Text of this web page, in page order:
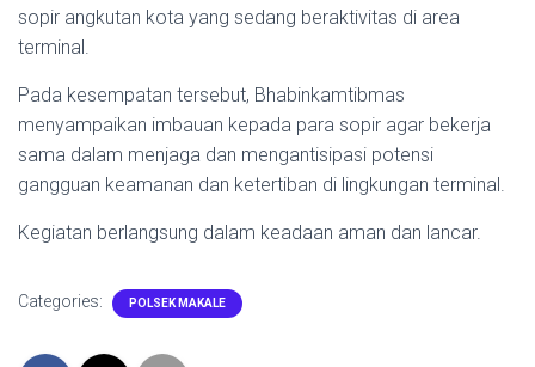
sopir angkutan kota yang sedang beraktivitas di area
terminal.
Pada kesempatan tersebut, Bhabinkamtibmas
menyampaikan imbauan kepada para sopir agar bekerja
sama dalam menjaga dan mengantisipasi potensi
gangguan keamanan dan ketertiban di lingkungan terminal.
Kegiatan berlangsung dalam keadaan aman dan lancar.
Categories: POLSEK MAKALE